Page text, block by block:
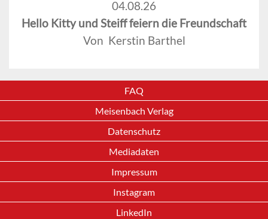
04.08.26
Hello Kitty und Steiff feiern die Freundschaft
Von Kerstin Barthel
FAQ
Meisenbach Verlag
Datenschutz
Mediadaten
Impressum
Instagram
LinkedIn